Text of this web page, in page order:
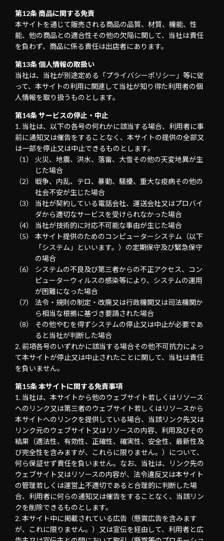
第12条 商品に関する免責
本サイトを通じて販売される商品の品質、材質、機能、性
能、他の商品との適合性その他の欠陥に関して、当社は責任
を負わず、商品に係る責任は出店者にあります。
第13条 個人情報の取扱い
当社は、当社が別途定める「プライバシーポリシー」等に従
って、本サイトの利用に関連して当社が知り得た利用者の個
人情報を取り扱うものとします。
第14条 サービスの停止・中止
当社は、以下の各号の何れかに該当する場合、利用者に事
前に通知又は催告をすることなく、本サイトの提供の全部又
は一部を停止又は中止できるものとします。
火災、地震、洪水、落雷、大雪その他の天変地異が生
じた場合
戦争、内乱、テロ、暴動、騒擾、重大な疫病その他の
社会不安が生じた場合
当社が契約している電話会社、運送会社又はプロバイ
ダから適切なサービスを受けられなかった場合
当社が技術的に対応不可能な事由が生じた場合
本サイト提供のためのコンピューターシステム（以下
「システム」といいます。）の定期保守及び緊急保守
の場合
システムの不良及び第三者からの不正アクセス、コン
ピューターウィルスの感染等により、システムの運用
が困難になった場合
法令・規則の制定・改廃又は行政機関又は司法機関か
ら相当な根拠に基づき要請された場合
その他やむを得ずシステムの停止又は中止が必要であ
ると当社が判断した場合
前項各号のいずれかに該当する場合その他不可抗力によっ
て本サイトが停止又は中止されたことに関して、当社は責任
を負いません。
第15条 本サイトに関する免責事項
当社は、本サイトから他のウェブサイト若しくはリソース
へのリンク又は第三者のウェブサイト若しくはリソースから
本サイトへのリンクを提供している場合、当該リンク先又は
リンク元のウェブサイト又はリソースの内容、利用及びその
結果（適法性、有効性、正確性、確実性、安全性、最新性及
び完全性を含みますが、これらに限りません。）について、
何ら保証せず責任を負いません。なお、当社は、リンク先の
ウェブサイト又はリソースの内容が、法令違反又は本サイト
の管理若しくは運営上不適切であると合理的に判断した場
合、利用者に何らの通知又は催告をすることなく、当該リン
クを削除できるものとします。
本サイト中に掲載されている広告（懸賞広告を含みます
が、これに限りません。）又は宣伝を経由して、利用者と広